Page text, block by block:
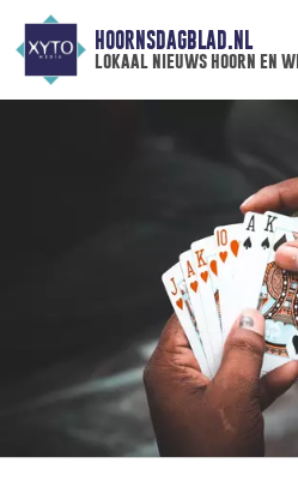
HOORNSDAGBLAD.NL
lokaal nieuws hoorn en